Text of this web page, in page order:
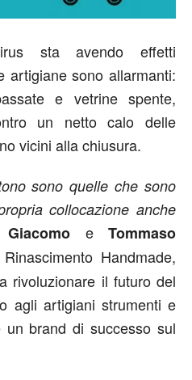
sta avendo effetti
artigiane sono allarmanti:
e vetrine spente,
un netto calo delle
vicini alla chiusura.
sono quelle che sono
collocazione anche
Giacomo eTommaso
Handmade,
rivoluzionare il futuro del
agli artigiani strumenti e
un brand di successo sul